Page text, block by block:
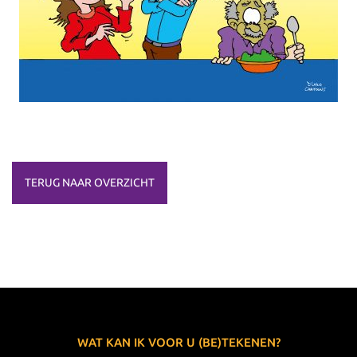
TERUG NAAR OVERZICHT
WAT KAN IK VOOR U (BE)TEKENEN?